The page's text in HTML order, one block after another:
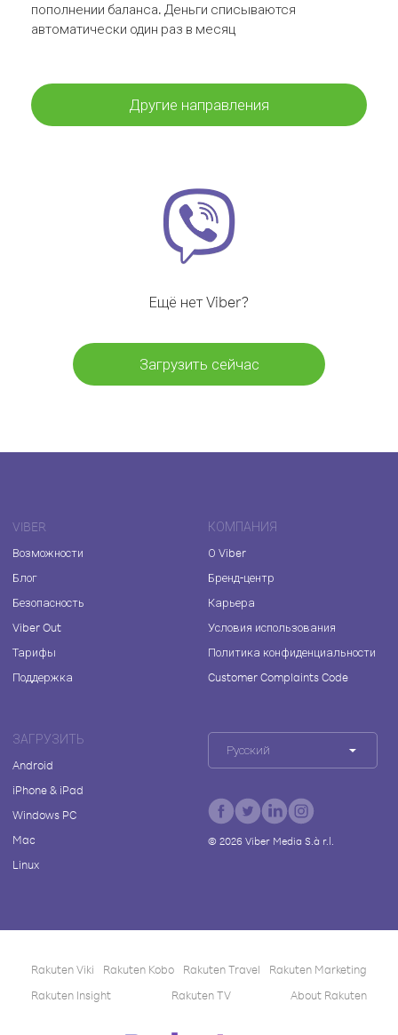
пополнении баланса. Деньги списываются
автоматически один раз в месяц
Другие направления
Ещё нет Viber?
Загрузить сейчас
VIBER
Возможности
Блог
Безопасность
Viber Out
Тарифы
Поддержка
КОМПАНИЯ
О Viber
Бренд-центр
Карьера
Условия использования
Политика конфиденциальности
Customer Complaints Code
ЗАГРУЗИТЬ
Android
iPhone & iPad
Windows PC
Mac
Linux
Русский
© 2026Viber Media S.à r.l.
Rakuten Viki Rakuten Kobo Rakuten Travel
Rakuten Marketing
Rakuten Insight
Rakuten TV About Rakuten